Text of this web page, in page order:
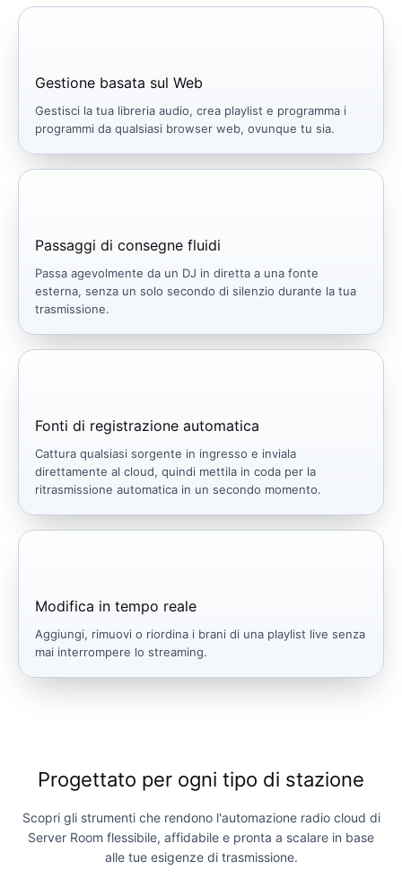
Gestione basata sul Web
Gestisci la tua libreria audio, crea playlist e programma i
programmi da qualsiasi browser web, ovunque tu sia.
Passaggi di consegne fluidi
Passa agevolmente da un DJ in diretta a una fonte
esterna, senza un solo secondo di silenzio durante la tua
trasmissione.
Fonti di registrazione automatica
Cattura qualsiasi sorgente in ingresso e inviala
direttamente al cloud, quindi mettila in coda per la
ritrasmissione automatica in un secondo momento.
Modifica in tempo reale
Aggiungi, rimuovi o riordina i brani di una playlist live senza
mai interrompere lo streaming.
Progettato per ogni tipo di stazione
Scopri gli strumenti che rendono l'automazione radio cloud di
Server Room flessibile, affidabile e pronta a scalare in base
alle tue esigenze di trasmissione.